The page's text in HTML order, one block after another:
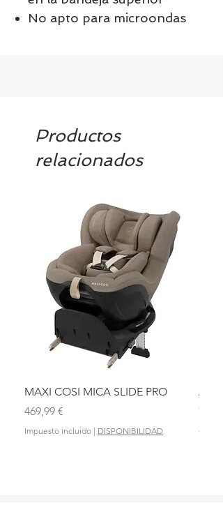
No apto para microondas
Productos
relacionados
MAXI COSI MICA SLIDE PRO
Precio
469,99 €
Impuesto incluido | DISPONIBILIDAD